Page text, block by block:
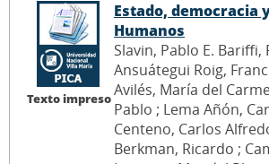
Texto impreso
Estado, democracia
Humanos
Slavin, Pablo E. Bariffi,
Ansuátegui Roig,
Avilés, María del
Pablo ; Lema Añón,
Centeno, Carlos
Berkman, Ricardo ;